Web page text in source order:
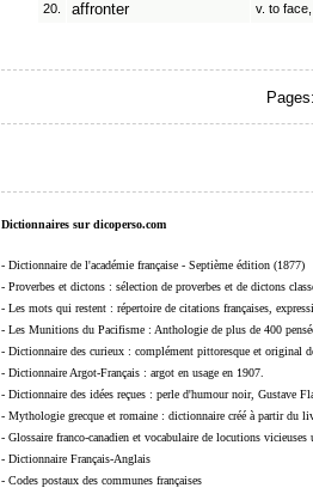
20.
affronter v. to
Dictionnaires sur dicoperso.com
- Dictionnaire de l'académie française - Septième édition (1877)
- Proverbes et dictons : sélection de proverbes et de dictons
- Les mots qui restent : répertoire de citations françaises,
- Les Munitions du Pacifisme : Anthologie de plus de 400
- Dictionnaire des curieux : complément pittoresque et original
- Dictionnaire Argot-Français : argot en usage en 1907.
- Dictionnaire des idées reçues : perle d'humour noir, Gustave
- Mythologie grecque et romaine : dictionnaire créé à partir du
- Glossaire franco-canadien et vocabulaire de locutions vicieuses
- Dictionnaire Français-Anglais
- Codes postaux des communes françaises